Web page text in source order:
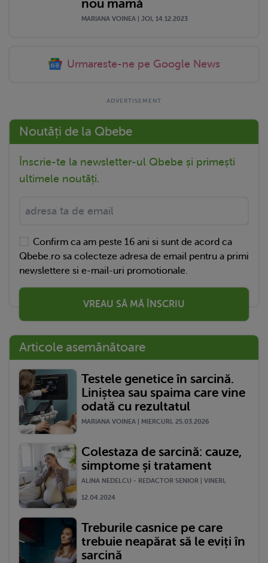
nou mamă
MARIANA VOINEA | JOI, 14.12.2023
Urmareste-ne pe Google News
Noutăți de la Qbebe
Înscrie-te la newsletter-ul Qbebe și primești
ultimele noutăți.
Confirm ca am peste 16 ani si sunt de acord ca
Qbebe.ro sa colecteze adresa de email pentru a primi
newslettere si e-mail-uri promotionale.
VREAU SĂ MĂ ÎNSCRIU
Articole asemănătoare
Testele genetice în sarcină.
Liniștea sau spaima care vine
odată cu rezultatul
MARIANA VOINEA | MIERCURI, 25.03.2026
Colestaza de sarcină: cauze,
simptome și tratament
ALINA NEDELCU - REDACTOR SENIOR | VINERI,
12.04.2024
Treburile casnice pe care
trebuie neapărat să le eviți în
sarcină